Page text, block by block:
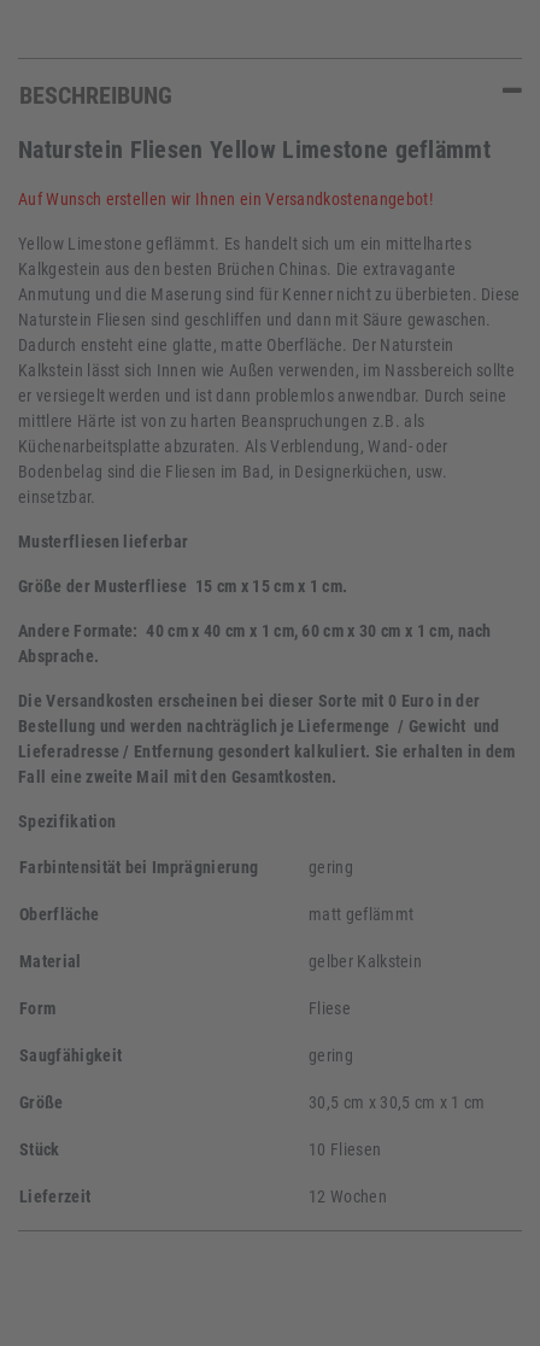
BESCHREIBUNG
Naturstein Fliesen Yellow Limestone geflämmt
Auf Wunsch erstellen wir Ihnen ein Versandkostenangebot!
Yellow Limestone geflämmt. Es handelt sich um ein mittelhartes
Kalkgestein aus den besten Brüchen Chinas. Die extravagante
Anmutung und die Maserung sind für Kenner nicht zu überbieten. Diese
Naturstein Fliesen sind geschliffen und dann mit Säure gewaschen.
Dadurch ensteht eine glatte, matte Oberfläche. Der Naturstein
Kalkstein lässt sich Innen wie Außen verwenden, im Nassbereich sollte
er versiegelt werden und ist dann problemlos anwendbar. Durch seine
mittlere Härte ist von zu harten Beanspruchungen z.B. als
Küchenarbeitsplatte abzuraten. Als Verblendung, Wand- oder
Bodenbelag sind die Fliesen im Bad, in Designerküchen, usw.
einsetzbar.
Musterfliesen lieferbar
Größe der Musterfliese 15 cm x 15 cm x 1 cm.
Andere Formate: 40 cm x 40 cm x 1 cm, 60 cm x 30 cm x 1 cm, nach
Absprache.
Die Versandkosten erscheinen bei dieser Sorte mit 0 Euro in der
Bestellung und werden nachträglich je Liefermenge / Gewicht und
Lieferadresse / Entfernung gesondert kalkuliert. Sie erhalten in dem
Fall eine zweite Mail mit den Gesamtkosten.
Spezifikation
Farbintensität bei Imprägnierung gering
Oberfläche matt geflämmt
Material gelber Kalkstein
Form Fliese
Saugfähigkeit gering
Größe 30,5 cm x 30,5 cm x 1 cm
Stück 10 Fliesen
Lieferzeit 12 Wochen